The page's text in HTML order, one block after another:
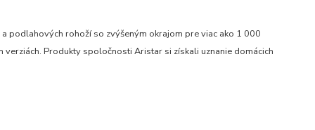
podlahových rohoží so zvýšeným okrajom pre viac ako 1 000
Produkty spoločnosti Aristar si získali uznanie domácich